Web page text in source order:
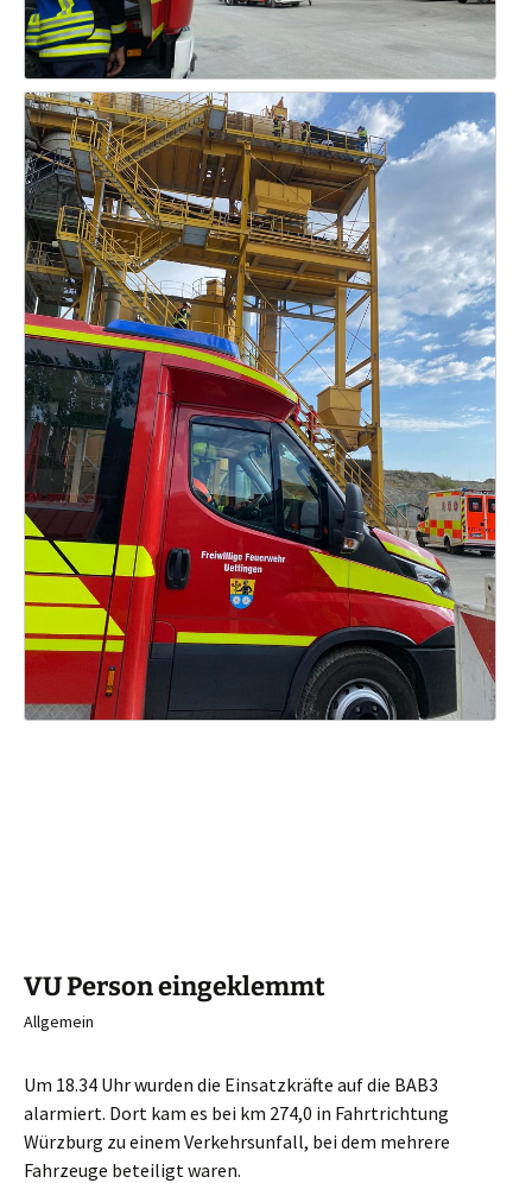
VU Person eingeklemmt
Allgemein
Um 18.34 Uhr wurden die Einsatzkräfte auf die BAB3
alarmiert. Dort kam es bei km 274,0 in Fahrtrichtung
Würzburg zu einem Verkehrsunfall, bei dem mehrere
Fahrzeuge beteiligt waren.